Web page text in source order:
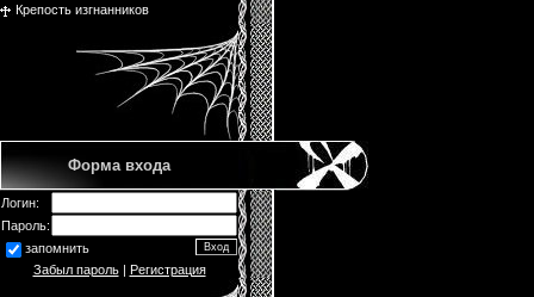
Крепость изгнанников
Форма входа
Логин:
Пароль:
запомнить
Забыл пароль| Регистрация